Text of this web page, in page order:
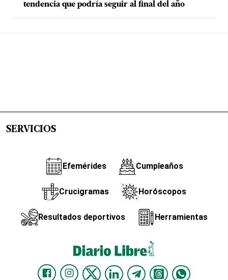
tendencia que podría seguir al final del año
SERVICIOS
Efemérides Cumpleaños
Crucigramas Horóscopos
Resultados deportivos Herramientas